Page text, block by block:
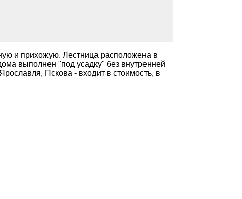
и прихожую. Лестница расположена в
выполнен "под усадку" без внутренней
Пскова - входит в стоимость, в